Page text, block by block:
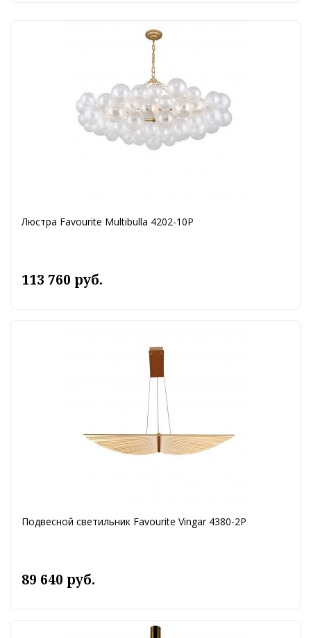
Люстра Favourite Multibulla 4202-10P
113 760 руб.
Подвесной светильник Favourite Vingar 4380-2P
89 640 руб.